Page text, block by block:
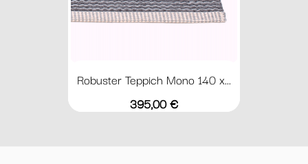
Robuster Teppich Mono 140 x...
Preis
395,00 €